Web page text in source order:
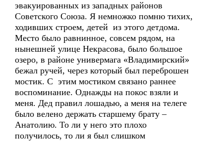
эвакуированных из западных районов
Советского Союза. Я немножко помню тихих,
ходивших строем, детей из этого детдома.
Место было равнинное, совсем рядом, на
нынешней улице Некрасова, было большое
озеро, в районе универмага «Владимирский»
бежал ручей, через который был переброшен
мостик. С этим мостиком связано раннее
воспоминание. Однажды на покос взяли и
меня. Дед правил лошадью, а меня на телеге
было велено держать старшему брату –
Анатолию. То ли у него это плохо
получилось, то ли я был слишком